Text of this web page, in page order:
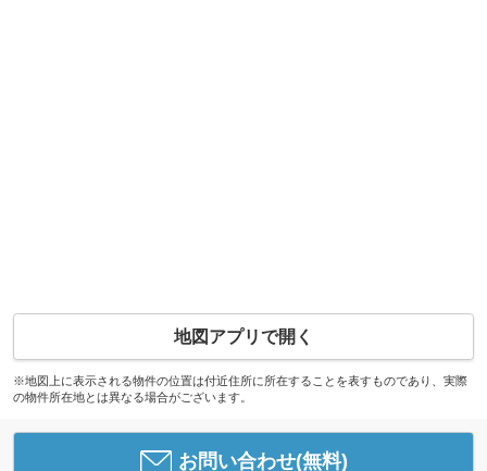
地図アプリで開く
※地図上に表示される物件の位置は付近住所に所在することを表すものであり、実際
の物件所在地とは異なる場合がございます。
お問い合わせ(無料)